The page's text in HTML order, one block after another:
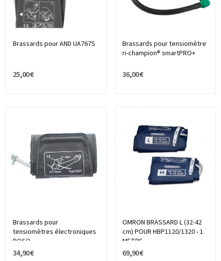
Brassards pour AND UA767S
25,00 €
Brassards pour tensiomètre
ri-champion® smartPRO+
36,00 €
Brassards pour
tensiomètres électroniques
BOSO
34,90 €
OMRON BRASSARD L (32-42
cm) POUR HBP1120/1320 - 1
METRE
69,90 €